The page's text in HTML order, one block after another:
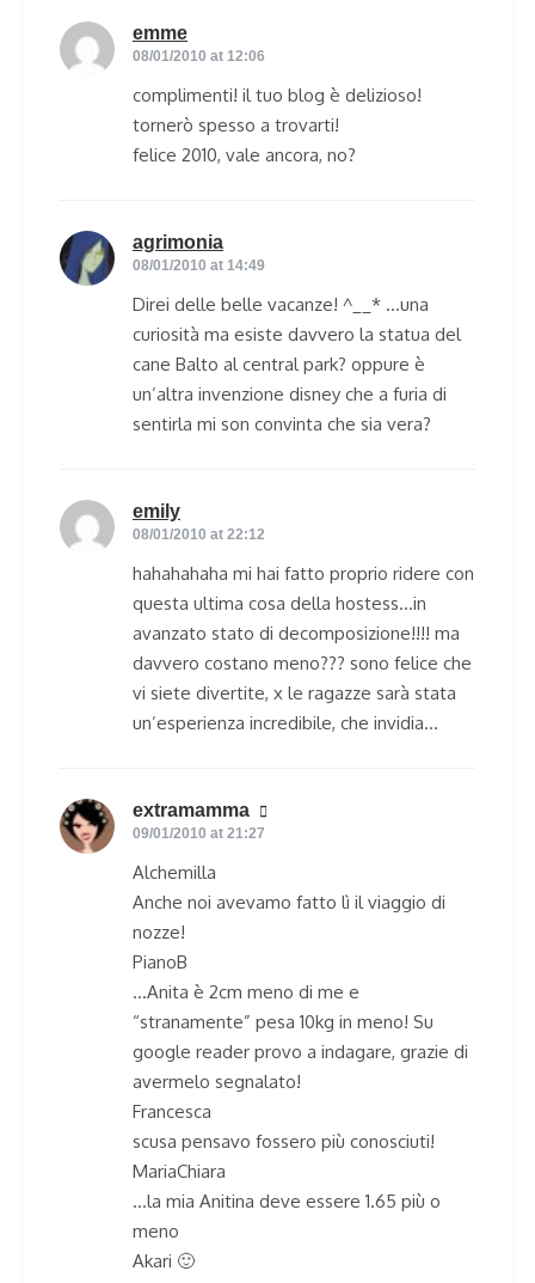
emme
08/01/2010 at 12:06
complimenti! il tuo blog è delizioso!
tornerò spesso a trovarti!
felice 2010, vale ancora, no?
agrimonia
08/01/2010 at 14:49
Direi delle belle vacanze! ^__* …una
curiosità ma esiste davvero la statua del
cane Balto al central park? oppure è
un’altra invenzione disney che a furia di
sentirla mi son convinta che sia vera?
emily
08/01/2010 at 22:12
hahahahaha mi hai fatto proprio ridere con
questa ultima cosa della hostess…in
avanzato stato di decomposizione!!!! ma
davvero costano meno??? sono felice che
vi siete divertite, x le ragazze sarà stata
un’esperienza incredibile, che invidia…
extramamma
09/01/2010 at 21:27
Alchemilla
Anche noi avevamo fatto lì il viaggio di
nozze!
PianoB
…Anita è 2cm meno di me e
“stranamente” pesa 10kg in meno! Su
google reader provo a indagare, grazie di
avermelo segnalato!
Francesca
scusa pensavo fossero più conosciuti!
MariaChiara
…la mia Anitina deve essere 1.65 più o
meno
Akari 🙂